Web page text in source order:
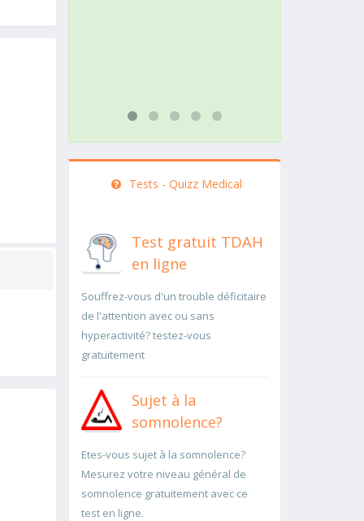
Tests - Quizz Medical
Test gratuit TDAH
en ligne
Souffrez-vous d'un trouble déficitaire
de l'attention avec ou sans
hyperactivité? testez-vous
gratuitement
Sujet à la
somnolence?
Etes-vous sujet à la somnolence?
Mesurez votre niveau général de
somnolence gratuitement avec ce
test en ligne.